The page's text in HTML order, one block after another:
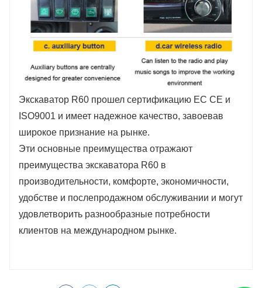
Экскаватор R60 прошел сертификацию ЕС CE и
ISO9001 и имеет надежное качество, завоевав
широкое признание на рынке.
Эти основные преимущества отражают
преимущества экскаватора R60 в
производительности, комфорте, экономичности,
удобстве и послепродажном обслуживании и могут
удовлетворить разнообразные потребности
клиентов на международном рынке.